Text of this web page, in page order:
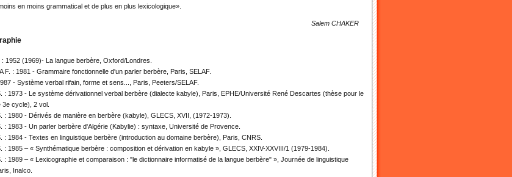
en moins grammatical et de plus en plus lexicologique».
Salem CHAKER
: 1952 (1969)- La langue berbère, Oxford/Londres.
F. : 1981 - Grammaire fonctionnelle d'un parler berbère, Paris, SELAF.
- Système verbal rifain, forme et sens..., Paris, Peeters/SELAF.
: 1973 - Le système dérivationnel verbal berbère (dialecte kabyle), Pa­ris, EPHE/Université René Descartes (thèse pour le
3e cycle), 2 vol.
: 1980 - Dérivés de manière en berbère (kabyle), GLECS, XVII, (1972-1973).
: 1983 - Un parler berbère d'Algérie (Kabylie) : syntaxe, Université de Provence.
: 1984 - Textes en linguistique berbère (introduction au domaine berbère), Paris, CNRS.
: 1985 – « Synthématique berbère : composition et dérivation en kabyle », GLECS, XXIV-XXVIII/1 (1979-1984).
: 1989 – « Lexicographie et comparaison : "le dictionnaire informatisé de la langue berbère" », Journée de linguistique
Inalco.